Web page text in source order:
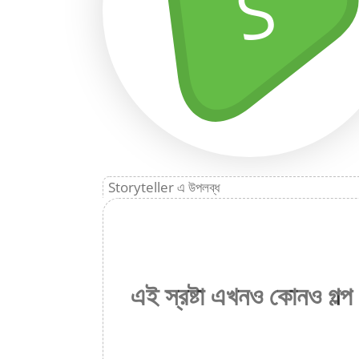
Storyteller এ উপলব্ধ
এই স্রষ্টা এখনও কোনও গল্প